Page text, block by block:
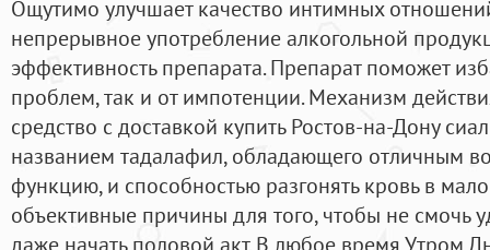
Ощутимо улучшает качество интимных
непрерывное употребление алкогольной
эффективность препарата. Препарат поможет
проблем, так и от импотенции. Механизм
средство с доставкой купить Ростов-на-Дону
названием тадалафил, обладающего отличным
функцию, и способностью разгонять кровь в
объективные причины для того, чтобы не смочь
даже начать половой акт. В любое время Утром